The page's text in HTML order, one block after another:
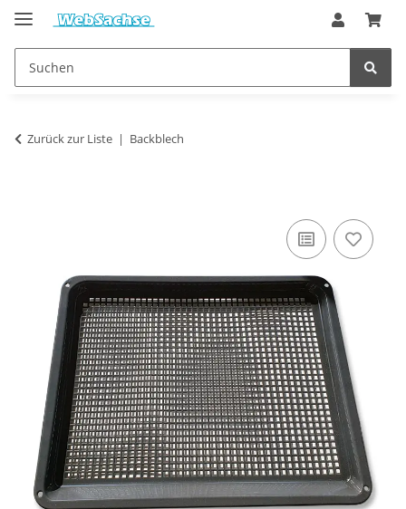
Zurück zur Liste Backblech